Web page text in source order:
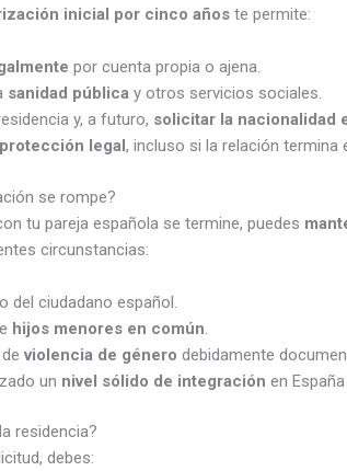
inicial por cinco años te permite:
por cuenta propia o ajena.
sanidad pública y otros servicios sociales.
y, a futuro, solicitar la nacionalidad
protección legal, incluso si la relación termina
se rompe?
tu pareja española se termine, puedes
circunstancias:
del ciudadano español.
hijos menores en común.
deviolencia de género debidamente
un nivel sólido de integración en
residencia?
debes: